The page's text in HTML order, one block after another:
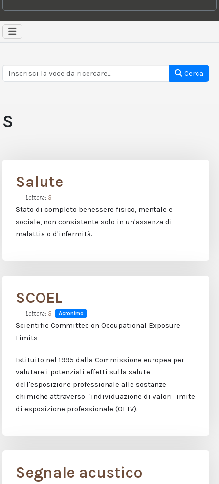
Cerca
S
Salute
Lettera: S
Stato di completo benessere fisico, mentale e
sociale, non consistente solo in un'assenza di
malattia o d'infermità.
SCOEL
Lettera: S Acronimo
Scientific Committee on Occupational Exposure
Limits
Istituito nel 1995 dalla Commissione europea per
valutare i potenziali effetti sulla salute
dell'esposizione professionale alle sostanze
chimiche attraverso l'individuazione di valori limite
di esposizione professionale (OELV).
Segnale acustico